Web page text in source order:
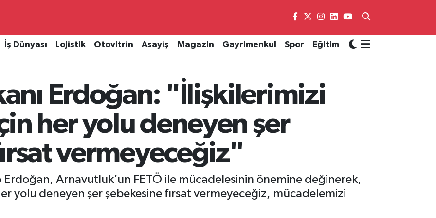
İş Dünyası Lojistik Otovitrin Asayiş Magazin Gayrimenkul Spor Eğitim
Erdoğan: "İlişkilerimizi
her yolu deneyen şer
vermeyeceğiz"
Erdoğan, Arnavutluk’un FETÖ ile mücadelesinin önemine değinerek,
yolu deneyen şer şebekesine fırsat vermeyeceğiz, mücadelemizi